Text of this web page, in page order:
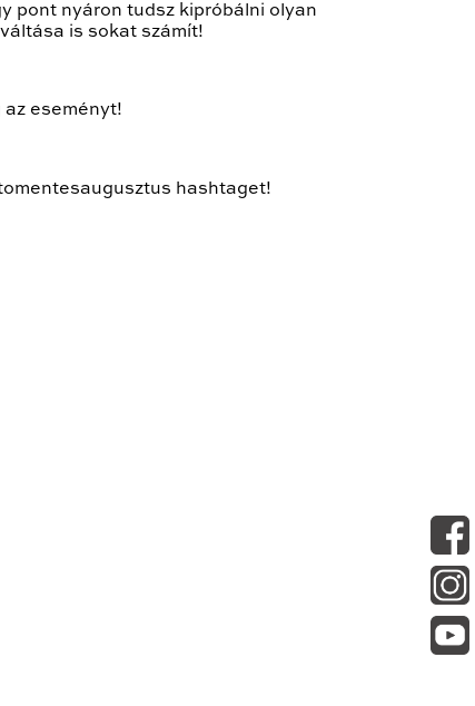
pont nyáron tudsz kipróbálni olyan
is sokat számít!
az eseményt!
hashtaget!